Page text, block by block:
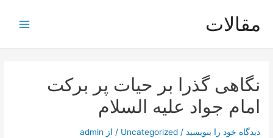
مقالات
نگاهی گذرا بر حیات پر برکت
امام جواد علیه السلام
دیدگاه‌ خود را بنویسید /
Uncategorized / از admin